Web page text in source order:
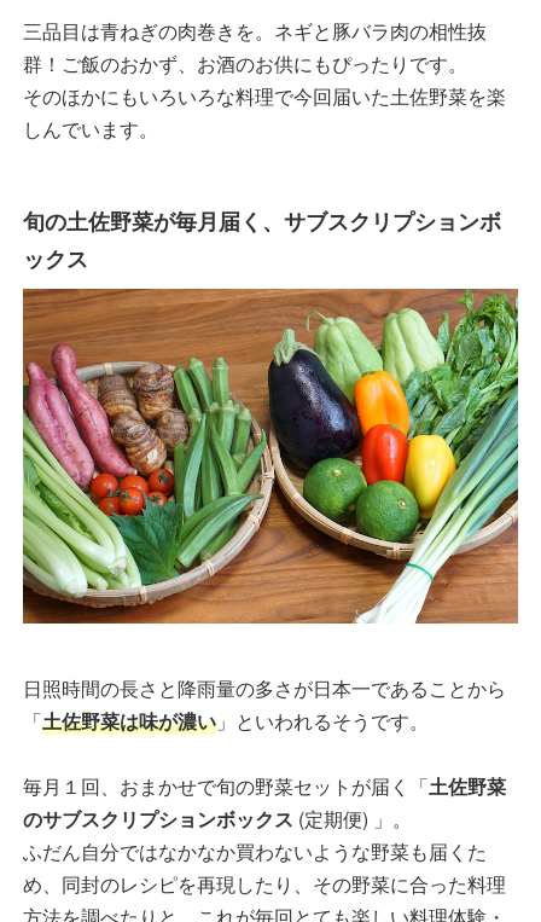
三品目は青ねぎの肉巻きを。ネギと豚バラ肉の相性抜
群！ご飯のおかず、お酒のお供にもぴったりです。
そのほかにもいろいろな料理で今回届いた土佐野菜を楽
しんでいます。
旬の土佐野菜が毎月届く、サブスクリプションボ
ックス
日照時間の長さと降雨量の多さが日本一であることから
「土佐野菜は味が濃い 」といわれるそうです。
毎月１回、おまかせで旬の野菜セットが届く「土佐野菜
のサブスクリプションボックス (定期便) 」。
ふだん自分ではなかなか買わないような野菜も届くた
め、同封のレシピを再現したり、その野菜に合った料理